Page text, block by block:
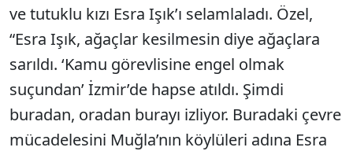
ve tutuklu kızı Esra Işık’ı selamlaladı. Özel,
“Esra Işık, ağaçlar kesilmesin diye ağaçlara
sarıldı. ‘Kamu görevlisine engel olmak
suçundan’ İzmir’de hapse atıldı. Şimdi
buradan, oradan burayı izliyor. Buradaki çevre
mücadelesini Muğla’nın köylüleri adına Esra